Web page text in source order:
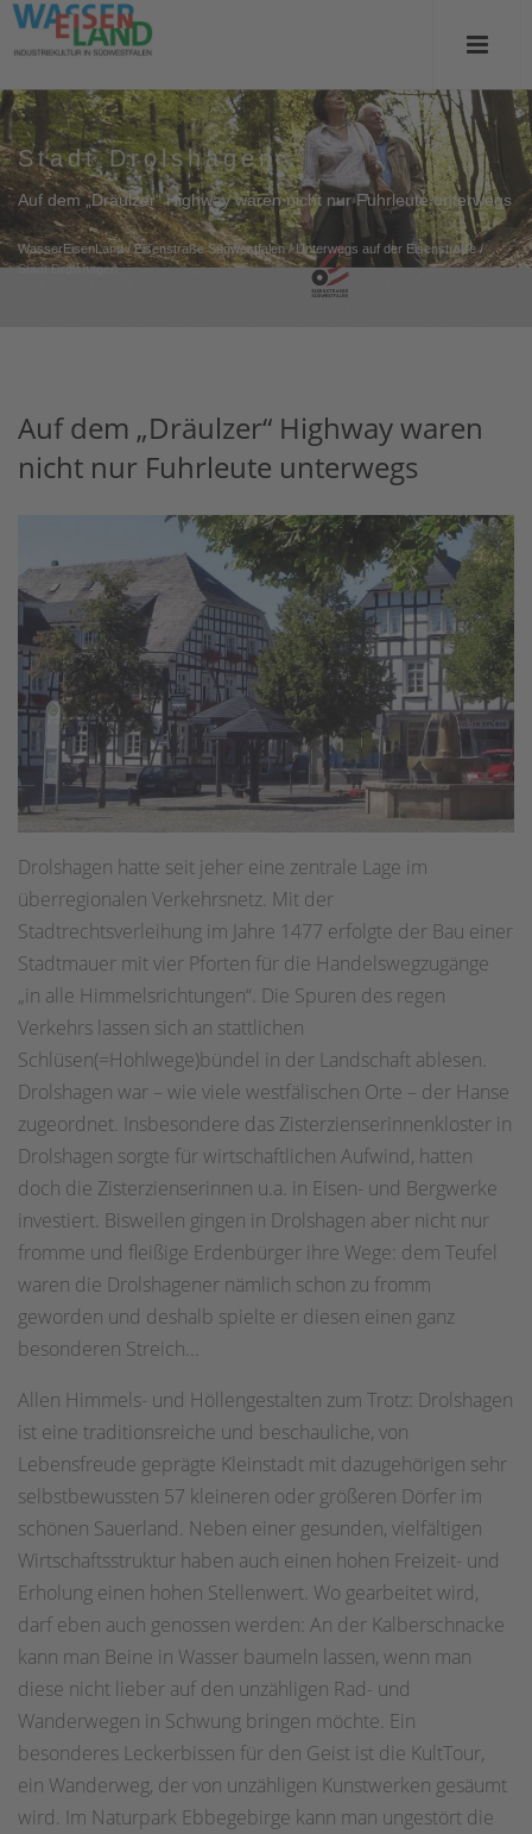
Stadt Drolshagen
Auf dem „Dräulzer“ Highway waren nicht nur Fuhrleute unterwegs
WasserEisenLand/Eisenstraße Südwestfalen/Unterwegs auf der Eisenstraße/
Stadt Drolshagen
Auf dem „Dräulzer“ Highway waren
nicht nur Fuhrleute unterwegs
Drolshagen hatte seit jeher eine zentrale Lage im
überregionalen Verkehrsnetz. Mit der
Stadtrechtsverleihung im Jahre 1477 erfolgte der Bau einer
Stadtmauer mit vier Pforten für die Handelswegzugänge
„in alle Himmelsrichtungen“. Die Spuren des regen
Verkehrs lassen sich an stattlichen
Schlüsen(=Hohlwege)bündel in der Landschaft ablesen.
Drolshagen war – wie viele westfälischen Orte – der Hanse
zugeordnet. Insbesondere das Zisterzienserinnenkloster in
Drolshagen sorgte für wirtschaftlichen Aufwind, hatten
doch die Zisterzienserinnen u.a. in Eisen- und Bergwerke
investiert. Bisweilen gingen in Drolshagen aber nicht nur
fromme und fleißige Erdenbürger ihre Wege: dem Teufel
waren die Drolshagener nämlich schon zu fromm
geworden und deshalb spielte er diesen einen ganz
besonderen Streich...
Allen Himmels- und Höllengestalten zum Trotz: Drolshagen
ist eine traditionsreiche und beschauliche, von
Lebensfreude geprägte Kleinstadt mit dazugehörigen sehr
selbstbewussten 57 kleineren oder größeren Dörfer im
schönen Sauerland. Neben einer gesunden, vielfältigen
Wirtschaftsstruktur haben auch einen hohen Freizeit- und
Erholung einen hohen Stellenwert. Wo gearbeitet wird,
darf eben auch genossen werden: An der Kalberschnacke
kann man Beine in Wasser baumeln lassen, wenn man
diese nicht lieber auf den unzähligen Rad- und
Wanderwegen in Schwung bringen möchte. Ein
besonderes Leckerbissen für den Geist ist die KultTour,
ein Wanderweg, der von unzähligen Kunstwerken gesäumt
wird. Im Naturpark Ebbegebirge kann man ungestört die